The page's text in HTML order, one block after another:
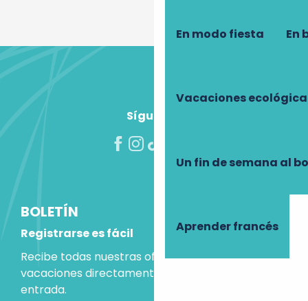
En modo fiesta En
Vacaciones
Un fin de semana al
Aprender francés
Síguenos
BOLETÍN
Registrarse es fácil
Recibe todas nuestras ofertas e ideas para las
vacaciones directamente en tu bandeja de
entrada.